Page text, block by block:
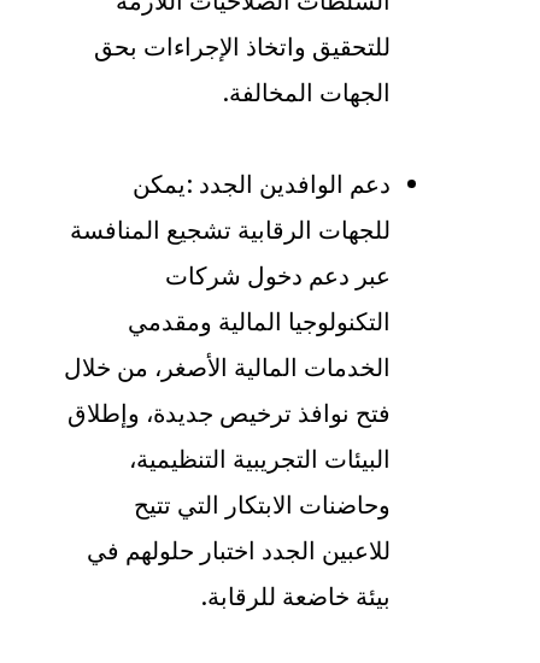
للتحقيق واتخاذ الإجراءات بحق
الجهات المخالفة.
دعم الوافدين الجدد:يمكن
للجهات الرقابية تشجيع المنافسة
عبر دعم دخول شركات
التكنولوجيا المالية ومقدمي
الخدمات المالية الأصغر، من خلال
فتح نوافذ ترخيص جديدة، وإطلاق
البيئات التجريبية التنظيمية،
وحاضنات الابتكار التي تتيح
للاعبين الجدد اختبار حلولهم في
بيئة خاضعة للرقابة.